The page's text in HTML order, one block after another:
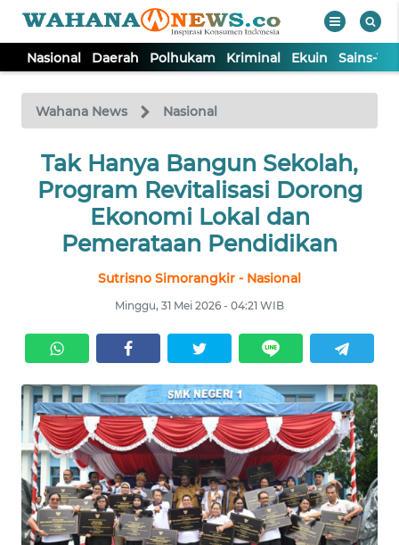
Nasional Daerah Polhukam Kriminal Ekuin Sains-
Wahana News Nasional
Tak Hanya Bangun Sekolah,
Program Revitalisasi Dorong
Ekonomi Lokal dan
Pemerataan Pendidikan
Sutrisno Simorangkir - Nasional
Minggu, 31 Mei 2026 - 04:21 WIB
TV
Tutup
NASIONAL
EKUIN
SAINS-TEKNO
KESEHATAN
INTERNASIONAL